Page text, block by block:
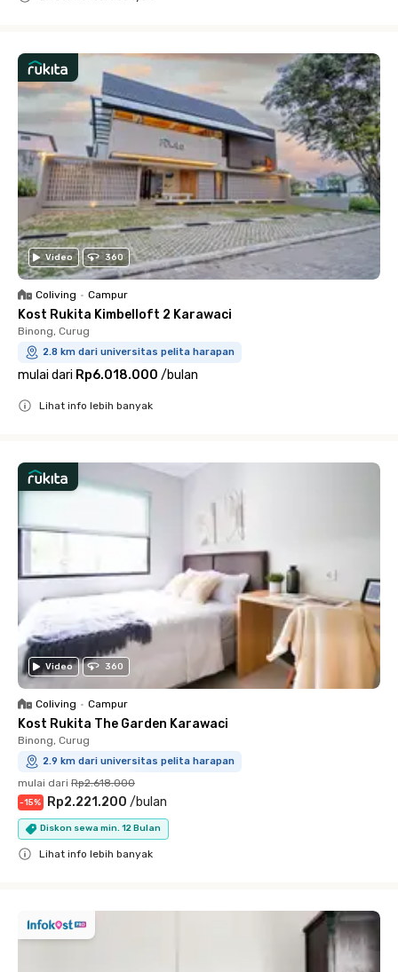
Video 360
Coliving • Campur
Kost Rukita Kimbelloft 2 Karawaci
Binong, Curug
2.8 km dari universitas pelita harapan
mulai dari Rp6.018.000 /bulan
Lihat info lebih banyak
Video 360
Coliving • Campur
Kost Rukita The Garden Karawaci
Binong, Curug
2.9 km dari universitas pelita harapan
mulai dari Rp2.618.000
-15% Rp2.221.200 /bulan
Diskon sewa min. 12 Bulan
Lihat info lebih banyak